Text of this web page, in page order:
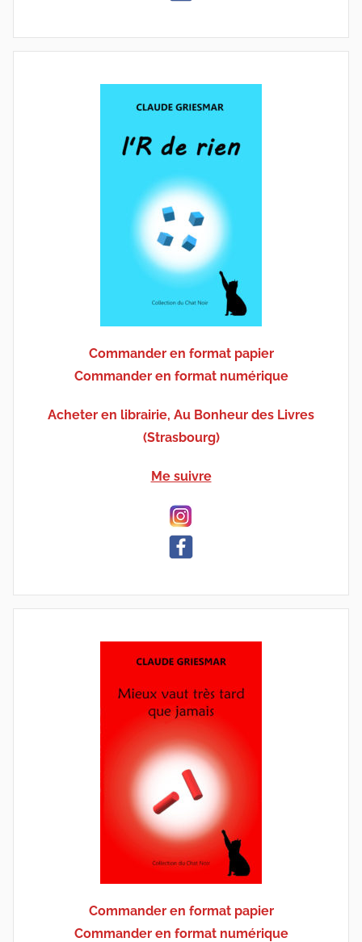
Commander en format papier
Commander en format numérique
Acheter en librairie, Au Bonheur des Livres
(Strasbourg)
Me suivre
Commander en format papier
Commander en format numérique